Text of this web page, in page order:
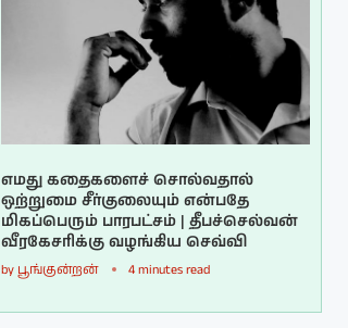
எமது கதைகளைச் சொல்வதால்
ஒற்றுமை சீர்குலையும் என்பதே
மிகப்பெரும் பாரபட்சம் | தீபச்செல்வன்
வீரகேசரிக்கு வழங்கிய செவ்வி
by பூங்குன்றன் 4 minutes read